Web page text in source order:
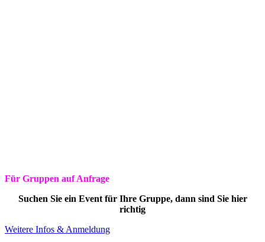
Für Gruppen auf Anfrage
Suchen Sie ein Event für Ihre Gruppe, dann sind Sie hier
richtig
Weitere Infos & Anmeldung